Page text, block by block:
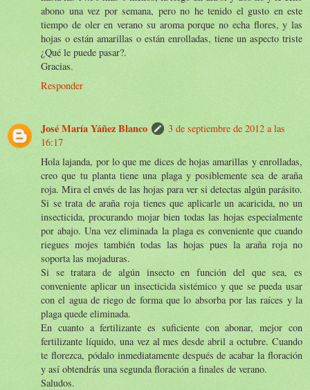
abono una vez por semana, pero no he tenido el gusto en este
tiempo de oler en verano su aroma porque no echa flores, y las
hojas o están amarillas o están enrolladas, tiene un aspecto triste
¿Qué le puede pasar?.
Gracias.
Responder
José María Yáñez Blanco
3 de septiembre de 2012 a las
16:17
Hola lajanda, por lo que me dices de hojas amarillas y enrolladas,
creo que tu planta tiene una plaga y posiblemente sea de araña
roja. Mira el envés de las hojas para ver si detectas algún parásito.
Si se trata de araña roja tienes que aplicarle un acaricida, no un
insecticida, procurando mojar bien todas las hojas especialmente
por abajo. Una vez eliminada la plaga es conveniente que cuando
riegues mojes también todas las hojas pues la araña roja no
soporta las mojaduras.
Si se tratara de algún insecto en función del que sea, es
conveniente aplicar un insecticida sistémico y que se pueda usar
con el agua de riego de forma que lo absorba por las raíces y la
plaga quede eliminada.
En cuanto a fertilizante es suficiente con abonar, mejor con
fertilizante líquido, una vez al mes desde abril a octubre. Cuando
te florezca, pódalo inmediatamente después de acabar la floración
y así obtendrás una segunda floración a finales de verano.
Saludos.